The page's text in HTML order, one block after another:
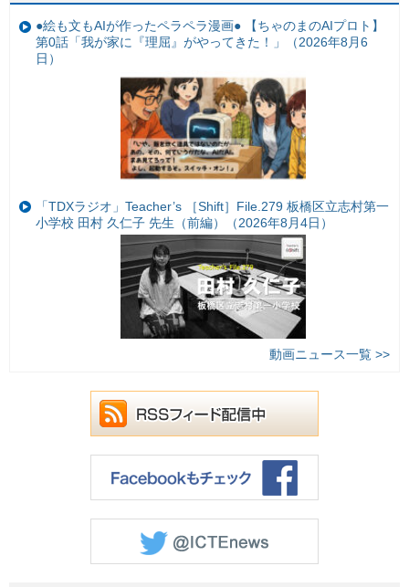
●絵も文もAIが作ったペラペラ漫画● 【ちゃのまのAIプロト】
第0話「我が家に『理屈』がやってきた！」（2026年8月6
日）
「TDXラジオ」Teacher’s ［Shift］File.279 板橋区立志村第一
小学校 田村 久仁子 先生（前編）（2026年8月4日）
動画ニュース一覧 >>